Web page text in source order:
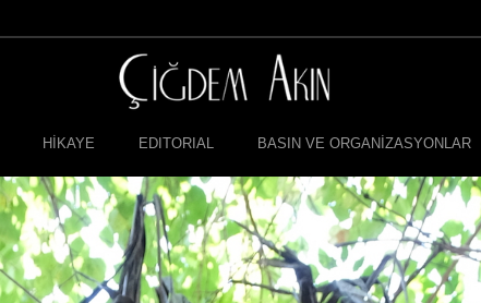
HİKAYE EDITORIAL BASIN VE ORGANİZASYONLAR